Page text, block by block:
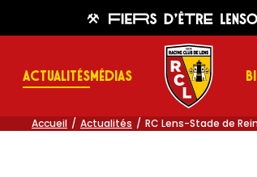
ACTUALITÉSMÉDIAS
Accueil Actualités RC Lens-Stade de